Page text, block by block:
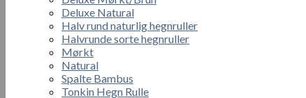
Deluxe Natural
Halv rund naturlig hegnruller
Halvrunde sorte hegnruller
Mørkt
Natural
Spalte Bambus
Tonkin Hegn Rulle